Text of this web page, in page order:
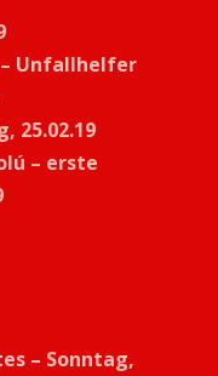
Unfallhelfer
25.02.19
– erste
– Sonntag,